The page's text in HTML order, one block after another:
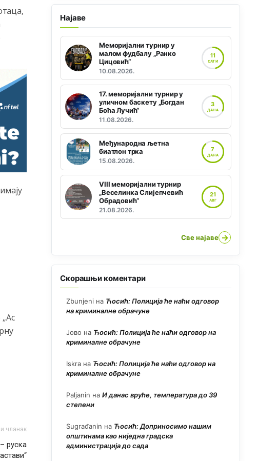
чланак
руска
Најаве
Меморијални турнир у
малом фудбалу „Ранко
Цицовић“
10.08.2026.
11
САТИ
17. меморијални турнир у
уличном баскету „Богдан
Боћа Лучић“
11.08.2026.
3
ДАНА
Међународна љетна
биатлон трка
15.08.2026.
7
ДАНА
VIII меморијални турнир
„Веселинка Слијепчевић
Обрадовић“
21.08.2026.
21
АВГ
Све најаве →
Скорашњи коментари
Zbunjeni на Ћосић: Полиција ће наћи одговор
на криминалне обрачуне
Јово на Ћосић: Полиција ће наћи одговор на
криминалне обрачуне
Iskra на Ћосић: Полиција ће наћи одговор на
криминалне обрачуне
Paljanin на И данас вруће, температура до 39
степени
Sugrađanin на Ћосић: Доприносимо нашим
општинама као ниједна градска
администрација до сада